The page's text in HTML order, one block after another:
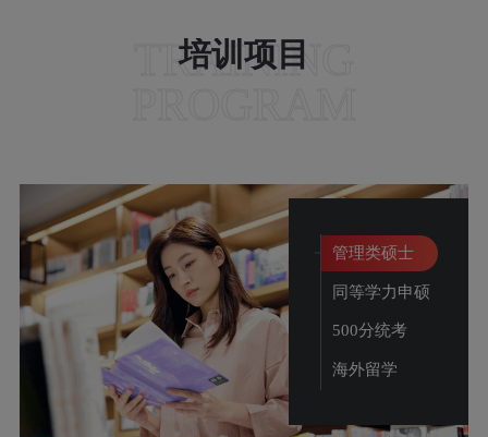
TRAINING
培训项目
管理类硕士
同等学力申硕
500分统考
海外留学